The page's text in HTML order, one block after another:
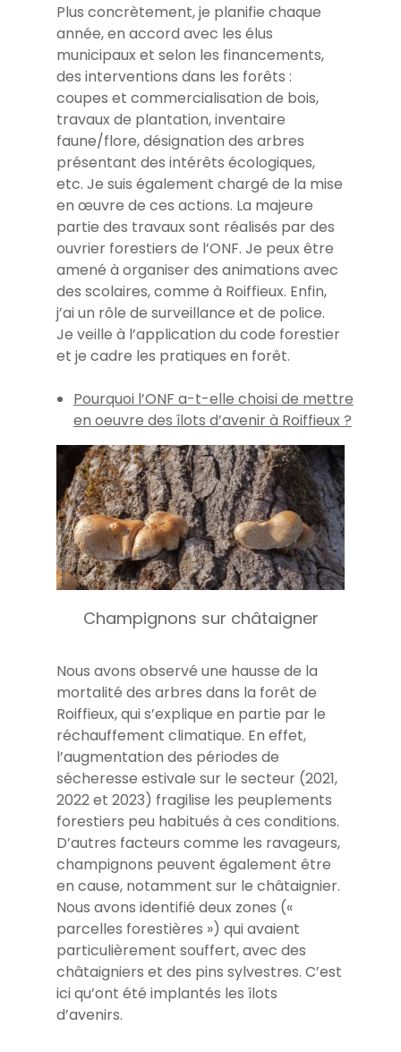
Plus concrètement, je planifie chaque
année, en accord avec les élus
municipaux et selon les financements,
des interventions dans les forêts :
coupes et commercialisation de bois,
travaux de plantation, inventaire
faune/flore, désignation des arbres
présentant des intérêts écologiques,
etc. Je suis également chargé de la mise
en œuvre de ces actions. La majeure
partie des travaux sont réalisés par des
ouvrier forestiers de l’ONF. Je peux être
amené à organiser des animations avec
des scolaires, comme à Roiffieux. Enfin,
j’ai un rôle de surveillance et de police.
Je veille à l’application du code forestier
et je cadre les pratiques en forêt.
Pourquoi l’ONF a-t-elle choisi de mettre
en oeuvre des îlots d’avenir à Roiffieux ?
Champignons sur châtaigner
Nous avons observé une hausse de la
mortalité des arbres dans la forêt de
Roiffieux, qui s’explique en partie par le
réchauffement climatique. En effet,
l’augmentation des périodes de
sécheresse estivale sur le secteur (2021,
2022 et 2023) fragilise les peuplements
forestiers peu habitués à ces conditions.
D’autres facteurs comme les ravageurs,
champignons peuvent également être
en cause, notamment sur le châtaignier.
Nous avons identifié deux zones («
parcelles forestières ») qui avaient
particulièrement souffert, avec des
châtaigniers et des pins sylvestres. C’est
ici qu’ont été implantés les îlots
d’avenirs.